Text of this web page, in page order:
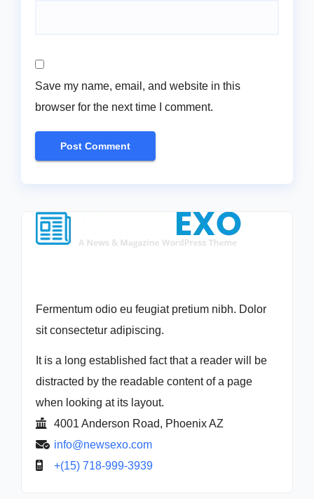
Save my name, email, and website in this
browser for the next time I comment.
Fermentum odio eu feugiat pretium nibh. Dolor
sit consectetur adipiscing.
It is a long established fact that a reader will be
distracted by the readable content of a page
when looking at its layout.
4001 Anderson Road, Phoenix AZ
info@newsexo.com
+(15) 718-999-3939